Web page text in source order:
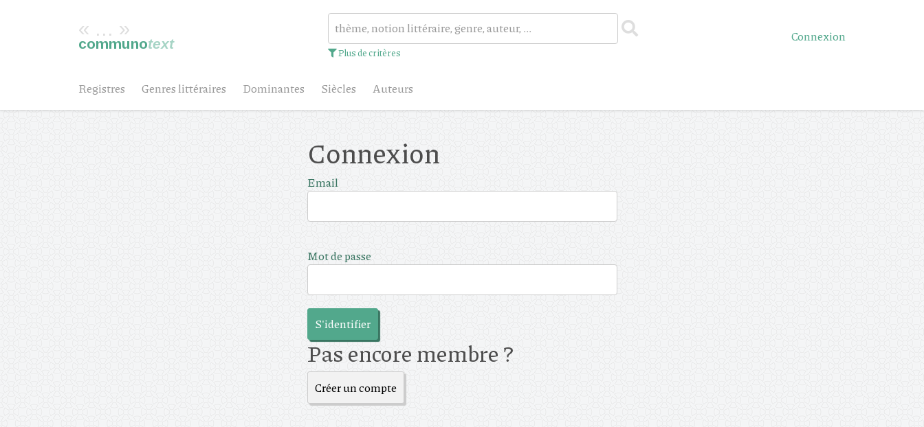
« ... »
communotext
Plus de critères
Connexion
Registres Genres littéraires Dominantes Siècles Auteurs
Connexion
Email
Mot de passe
S'identifier
Pas encore membre ?
Créer un compte